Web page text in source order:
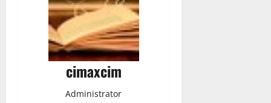
cimaxcim
Administrator